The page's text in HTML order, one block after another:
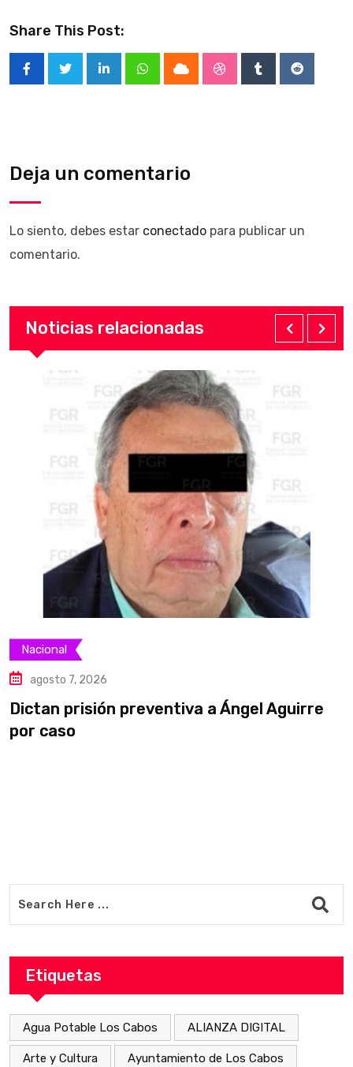
Share This Post:
LinkedInWhatsappCloud StumbleUpon
TumblrReddit
Deja un comentario
Lo siento, debes estar conectado para publicar un
comentario.
Noticias relacionadas
Nacional
agosto 7, 2026
Dictan prisión preventiva a Ángel Aguirre
por caso
Etiquetas
Agua Potable Los Cabos ALIANZA DIGITAL
Arte y Cultura Ayuntamiento de Los Cabos